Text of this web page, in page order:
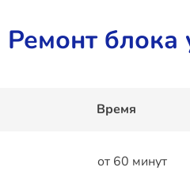
Ремонт блока
Время
от 60 минут